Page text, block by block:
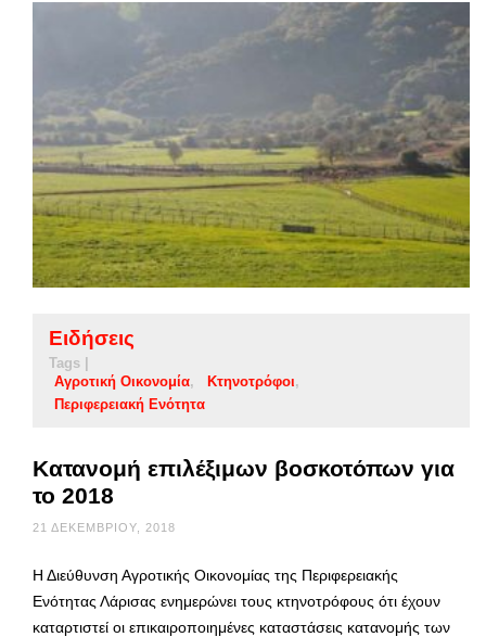
Ειδήσεις
Tags |
Αγροτική Οικονομία
Κτηνοτρόφοι
Περιφερειακή Ενότητα
Κατανομή επιλέξιμων βοσκοτόπων για
το 2018
21 ΔΕΚΕΜΒΡΊΟΥ, 2018
Η Διεύθυνση Αγροτικής Οικονομίας της Περιφερειακής
Ενότητας Λάρισας ενημερώνει τους κτηνοτρόφους ότι έχουν
καταρτιστεί οι επικαιροποιημένες καταστάσεις κατανομής των